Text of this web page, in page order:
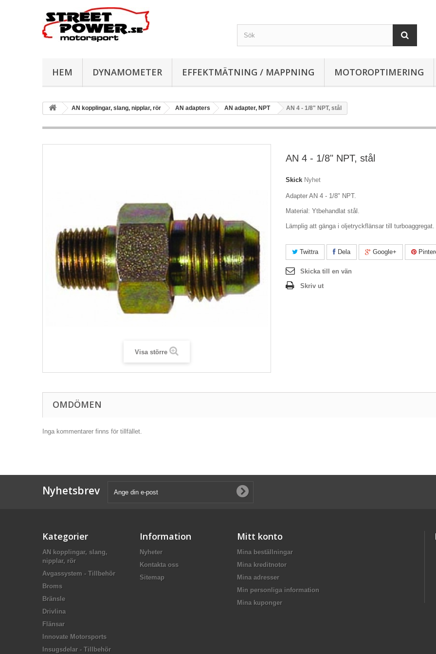
HEM DYNAMOMETER EFFEKTMÄTNING / MAPPNING MOTOROPTIMERING
AN kopplingar, slang, nipplar, rör AN adapters AN adapter, NPT AN 4 - 1/8" NPT, stål
Visa större
AN 4 - 1/8" NPT, stål
Skick Nyhet
Adapter AN 4 - 1/8" NPT.
Material: Ytbehandlat stål.
Lämplig att gänga i oljetryckflänsar till turboaggregat.
Twittra Dela Google+
Skicka till en vän
Skriv ut
OMDÖMEN
Inga kommentarer finns för tillfället.
Nyhetsbrev
Kategorier
AN kopplingar, slang,
nipplar, rör
Avgassystem - Tillbehör
Broms
Bränsle
Drivlina
Flänsar
Innovate Motorsports
Insugsdelar - Tillbehör
Information
Nyheter
Kontakta oss
Sitemap
Mitt konto
Mina beställningar
Mina kreditnotor
Mina adresser
Min personliga information
Mina kuponger